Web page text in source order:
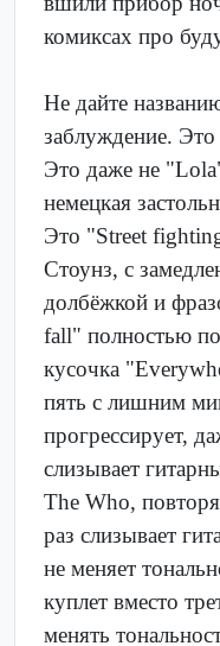
комиксах про
Не дайте
заблуждение.
Это даже не
немецкая
Это "Street
Стоунз, с
долбёжкой и
fall" полностью
кусочка
пять с лишним
прогрессирует,
слизывает
The Who,
раз слизывает
не меняет
куплет вместо
менять